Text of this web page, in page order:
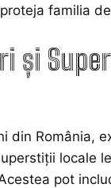
familia
și
din România,
locale
pot